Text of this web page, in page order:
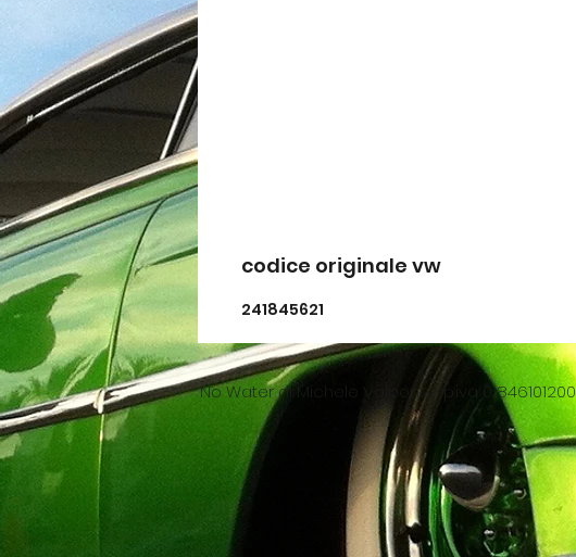
codice originale vw
241845621
No Water di Michele Volpones p.iva 01846101200